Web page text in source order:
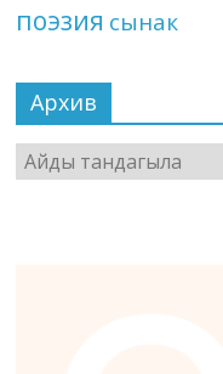
поэзия сынак
Архив
Архив